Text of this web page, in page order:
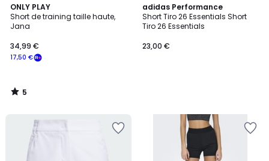
ONLY PLAY
Short de training taille haute,
Jana
17,50 €
34,99 €
5
/
5
5
/
adidas Performance
Short Tiro 26 Essentials Short
Tiro 26 Essentials
23,00 €